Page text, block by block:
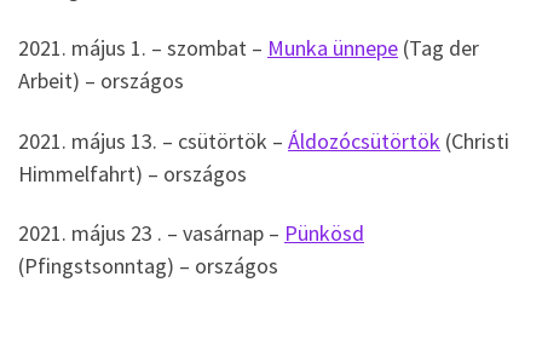
2021. május 1. – szombat – Munka ünnepe (Tag der
Arbeit) – országos
2021. május 13. – csütörtök – Áldozócsütörtök (Christi
Himmelfahrt) – országos
2021. május 23 . – vasárnap – Pünkösd
(Pfingstsonntag) – országos